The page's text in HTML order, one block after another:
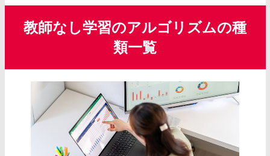
教師なし学習のアルゴリズムの種
類一覧